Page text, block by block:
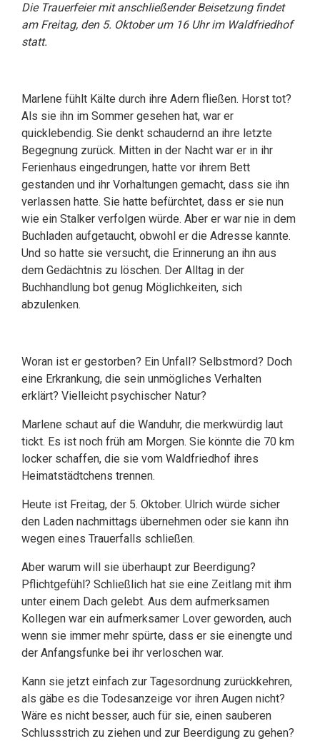
Die Trauerfeier mit anschließender Beisetzung findet
am Freitag, den 5. Oktober um 16 Uhr im Waldfriedhof
statt.
Marlene fühlt Kälte durch ihre Adern fließen. Horst tot?
Als sie ihn im Sommer gesehen hat, war er
quicklebendig. Sie denkt schaudernd an ihre letzte
Begegnung zurück. Mitten in der Nacht war er in ihr
Ferienhaus eingedrungen, hatte vor ihrem Bett
gestanden und ihr Vorhaltungen gemacht, dass sie ihn
verlassen hatte. Sie hatte befürchtet, dass er sie nun
wie ein Stalker verfolgen würde. Aber er war nie in dem
Buchladen aufgetaucht, obwohl er die Adresse kannte.
Und so hatte sie versucht, die Erinnerung an ihn aus
dem Gedächtnis zu löschen. Der Alltag in der
Buchhandlung bot genug Möglichkeiten, sich
abzulenken.
Woran ist er gestorben? Ein Unfall? Selbstmord? Doch
eine Erkrankung, die sein unmögliches Verhalten
erklärt? Vielleicht psychischer Natur?
Marlene schaut auf die Wanduhr, die merkwürdig laut
tickt. Es ist noch früh am Morgen. Sie könnte die 70 km
locker schaffen, die sie vom Waldfriedhof ihres
Heimatstädtchens trennen.
Heute ist Freitag, der 5. Oktober. Ulrich würde sicher
den Laden nachmittags übernehmen oder sie kann ihn
wegen eines Trauerfalls schließen.
Aber warum will sie überhaupt zur Beerdigung?
Pflichtgefühl? Schließlich hat sie eine Zeitlang mit ihm
unter einem Dach gelebt. Aus dem aufmerksamen
Kollegen war ein aufmerksamer Lover geworden, auch
wenn sie immer mehr spürte, dass er sie einengte und
der Anfangsfunke bei ihr verloschen war.
Kann sie jetzt einfach zur Tagesordnung zurückkehren,
als gäbe es die Todesanzeige vor ihren Augen nicht?
Wäre es nicht besser, auch für sie, einen sauberen
Schlussstrich zu ziehen und zur Beerdigung zu gehen?